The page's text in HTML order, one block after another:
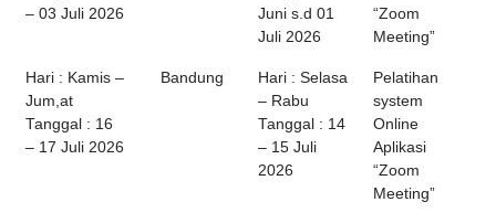
– 03 Juli 2026
Juni s.d 01
Juli 2026
“Zoom
Meeting”
Hari : Kamis –
Jum,at
Tanggal : 16
– 17 Juli 2026
Bandung
Hari : Selasa
– Rabu
Tanggal : 14
– 15 Juli
2026
Pelatihan
system
Online
Aplikasi
“Zoom
Meeting”